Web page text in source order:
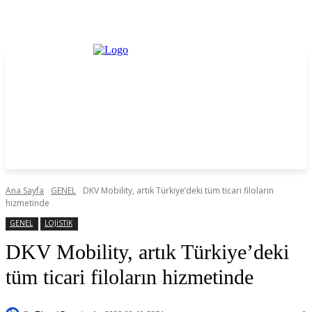
Ana Sayfa GENEL
DKV Mobility, artık Türkiye’deki tüm ticari filoların
hizmetinde
GENEL LOJİSTİK
DKV Mobility, artık Türkiye’deki
tüm ticari filoların hizmetinde